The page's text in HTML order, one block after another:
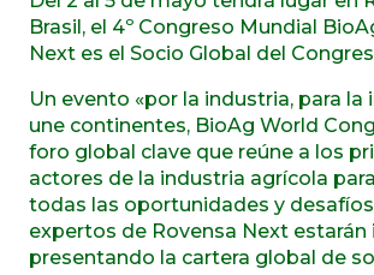
Brasil, el 4º Congreso Mundial
Next es el Socio Global del
Un evento «por la industria, para la
une continentes, BioAg World
foro global clave que reúne a los
actores de la industria agrícola
todas las oportunidades y
expertos de Rovensa Next estarán
presentando la cartera global de